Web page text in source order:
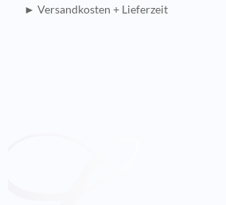
► Versandkosten + Lieferzeit